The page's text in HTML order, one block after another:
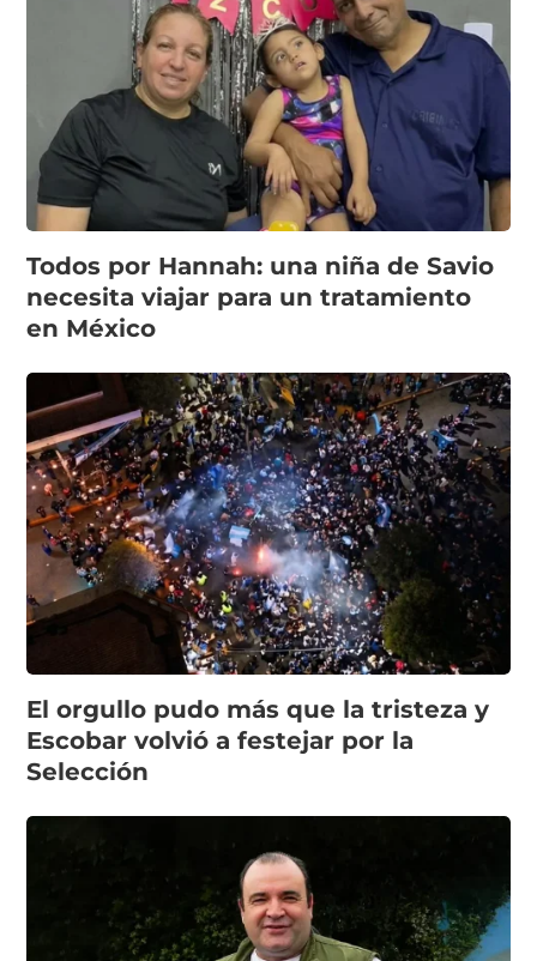
Todos por Hannah: una niña de Savio
necesita viajar para un tratamiento
en México
El orgullo pudo más que la tristeza y
Escobar volvió a festejar por la
Selección